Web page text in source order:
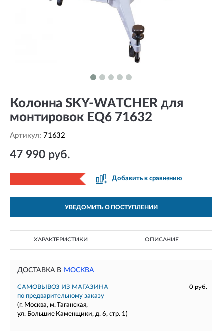
Колонна SKY-WATCHER для
монтировок EQ6 71632
Артикул: 71632
47 990 руб.
Добавить к сравнению
УВЕДОМИТЬ О ПОСТУПЛЕНИИ
ХАРАКТЕРИСТИКИ ОПИСАНИЕ
ДОСТАВКА В МОСКВА
САМОВЫВОЗ ИЗ МАГАЗИНА
0 руб.
по предварительному заказу
(г. Москва, м. Таганская,
ул. Большие Каменщики, д. 6, стр. 1)